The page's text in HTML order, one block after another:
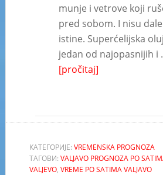
munje i vetrove koji
pred sobom. I nisu
istine. Superćelijska
jedan od najopasnijih i
[pročitaj]
КАТЕГОРИЈЕ: VREMENSKA PROGNOZA
ТАГОВИ: VALJAVO PROGNOZA PO
VALJEVO, VREME PO SATIMA VALJAVO